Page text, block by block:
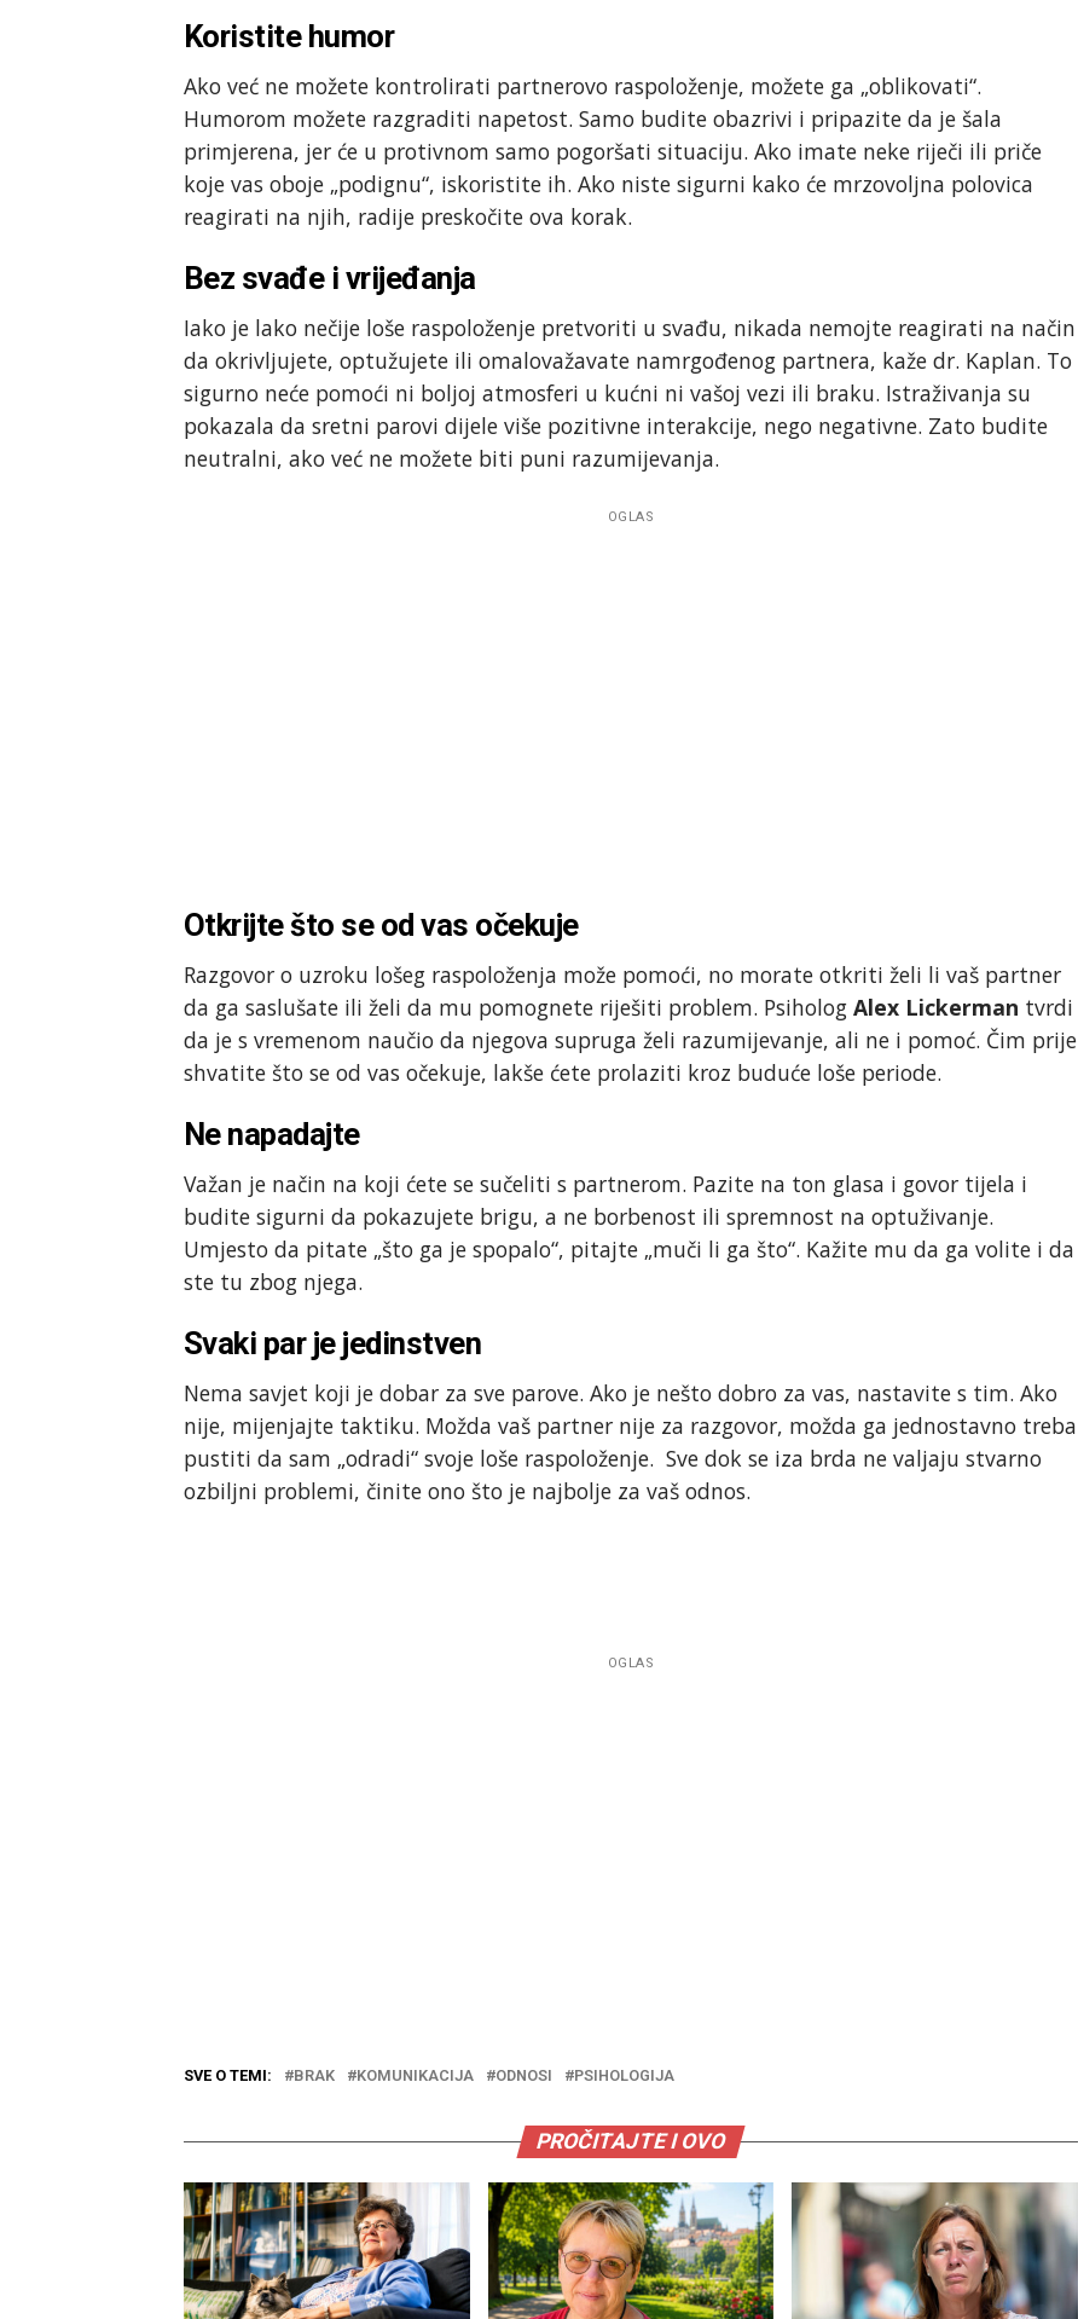
Koristite humor
Ako već ne možete kontrolirati partnerovo raspoloženje, možete ga „oblikovati“.
Humorom možete razgraditi napetost. Samo budite obazrivi i pripazite da je šala
primjerena, jer će u protivnom samo pogoršati situaciju. Ako imate neke riječi ili priče
koje vas oboje „podignu“, iskoristite ih. Ako niste sigurni kako će mrzovoljna polovica
reagirati na njih, radije preskočite ova korak.
Bez svađe i vrijeđanja
Iako je lako nečije loše raspoloženje pretvoriti u svađu, nikada nemojte reagirati na način
da okrivljujete, optužujete ili omalovažavate namrgođenog partnera, kaže dr. Kaplan. To
sigurno neće pomoći ni boljoj atmosferi u kućni ni vašoj vezi ili braku. Istraživanja su
pokazala da sretni parovi dijele više pozitivne interakcije, nego negativne. Zato budite
neutralni, ako već ne možete biti puni razumijevanja.
OGLAS
Otkrijte što se od vas očekuje
Razgovor o uzroku lošeg raspoloženja može pomoći, no morate otkriti želi li vaš partner
da ga saslušate ili želi da mu pomognete riješiti problem. Psiholog Alex Lickerman tvrdi
da je s vremenom naučio da njegova supruga želi razumijevanje, ali ne i pomoć. Čim prije
shvatite što se od vas očekuje, lakše ćete prolaziti kroz buduće loše periode.
Ne napadajte
Važan je način na koji ćete se sučeliti s partnerom. Pazite na ton glasa i govor tijela i
budite sigurni da pokazujete brigu, a ne borbenost ili spremnost na optuživanje.
Umjesto da pitate „što ga je spopalo“, pitajte „muči li ga što“. Kažite mu da ga volite i da
ste tu zbog njega.
Svaki par je jedinstven
Nema savjet koji je dobar za sve parove. Ako je nešto dobro za vas, nastavite s tim. Ako
nije, mijenjajte taktiku. Možda vaš partner nije za razgovor, možda ga jednostavno treba
pustiti da sam „odradi“ svoje loše raspoloženje. Sve dok se iza brda ne valjaju stvarno
ozbiljni problemi, činite ono što je najbolje za vaš odnos.
OGLAS
SVE O TEMI: BRAK KOMUNIKACIJA ODNOSI PSIHOLOGIJA
PROČITAJTE I OVO